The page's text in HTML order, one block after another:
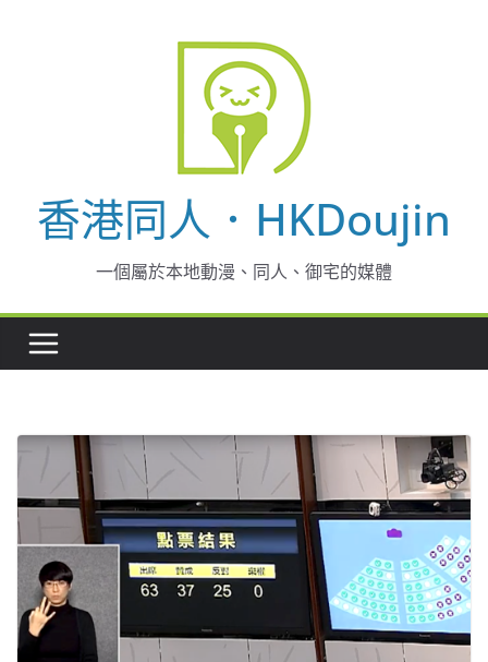
香港同人．HKDoujin
一個屬於本地動漫、同人、御宅的媒體